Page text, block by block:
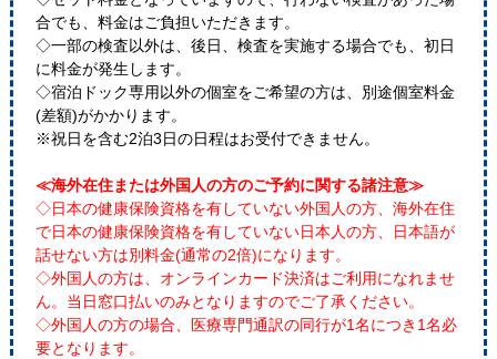
合でも、料金はご負担いただきます。
◇一部の検査以外は、後日、検査を実施する場合でも、初日
に料金が発生します。
◇宿泊ドック専用以外の個室をご希望の方は、別途個室料金
(差額)がかかります。
※祝日を含む2泊3日の日程はお受付できません。
≪海外在住または外国人の方のご予約に関する諸注意≫
◇日本の健康保険資格を有していない外国人の方、海外在住
で日本の健康保険資格を有していない日本人の方、日本語が
話せない方は別料金(通常の2倍)になります。
◇外国人の方は、オンラインカード決済はご利用になれませ
ん。当日窓口払いのみとなりますのでご了承ください。
◇外国人の方の場合、医療専門通訳の同行が1名につき1名必
要となります。